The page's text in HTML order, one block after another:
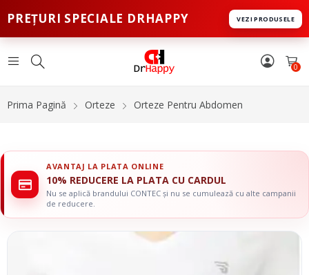
PREȚURI SPECIALE DRHAPPY VEZI PRODUSELE
0
Prima Pagină Orteze Orteze Pentru Abdomen
AVANTAJ LA PLATA ONLINE
10% REDUCERE LA PLATA CU CARDUL
Nu se aplică brandului CONTEC și nu se cumulează cu alte campanii
de reducere.